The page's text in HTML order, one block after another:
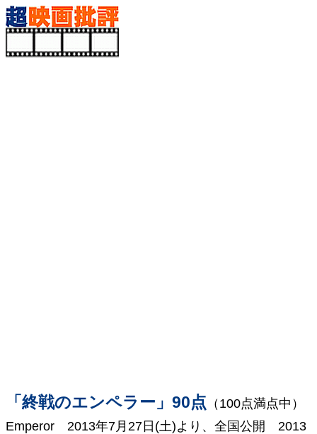
「終戦のエンペラー」90点 （100点満点中）
Emperor 2013年7月27日(土)より、全国公開 2013